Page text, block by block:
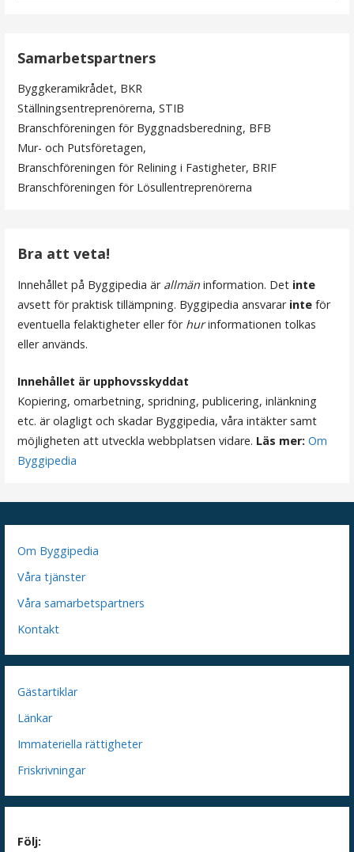
Samarbetspartners
Byggkeramikrådet, BKR
Ställningsentreprenörerna, STIB
Branschföreningen för Byggnadsberedning, BFB
Mur- och Putsföretagen,
Branschföreningen för Relining i Fastigheter, BRIF
Branschföreningen för Lösullentreprenörerna
Bra att veta!
Innehållet på Byggipedia är allmän information. Det inte
avsett för praktisk tillämpning. Byggipedia ansvarar inte för
eventuella felaktigheter eller för hurinformationen tolkas
eller används.
Innehållet är upphovsskyddat
Kopiering, omarbetning, spridning, publicering, inlänkning
etc. är olagligt och skadar Byggipedia, våra intäkter samt
möjligheten att utveckla webbplatsen vidare. Läs mer: Om
Byggipedia
Om Byggipedia
Våra tjänster
Våra samarbetspartners
Kontakt
Gästartiklar
Länkar
Immateriella rättigheter
Friskrivningar
Följ: